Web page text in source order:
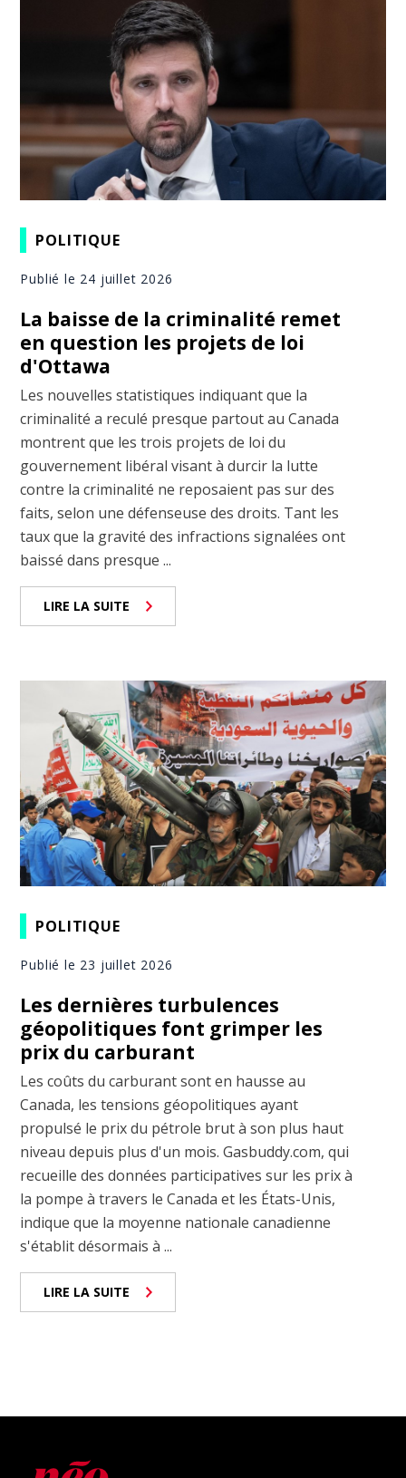
POLITIQUE
Publié le 24 juillet 2026
La baisse de la criminalité remet
en question les projets de loi
d'Ottawa
Les nouvelles statistiques indiquant que la
criminalité a reculé presque partout au Canada
montrent que les trois projets de loi du
gouvernement libéral visant à durcir la lutte
contre la criminalité ne reposaient pas sur des
faits, selon une défenseuse des droits. Tant les
taux que la gravité des infractions signalées ont
baissé dans presque ...
LIRE LA SUITE
POLITIQUE
Publié le 23 juillet 2026
Les dernières turbulences
géopolitiques font grimper les
prix du carburant
Les coûts du carburant sont en hausse au
Canada, les tensions géopolitiques ayant
propulsé le prix du pétrole brut à son plus haut
niveau depuis plus d'un mois. Gasbuddy.com, qui
recueille des données participatives sur les prix à
la pompe à travers le Canada et les États-Unis,
indique que la moyenne nationale canadienne
s'établit désormais à ...
LIRE LA SUITE